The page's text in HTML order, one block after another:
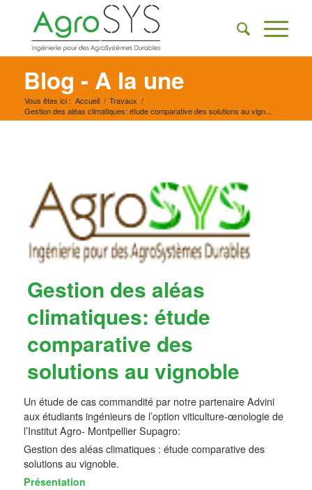
Blog - A la une
Vous êtes ici : Accueil / Travaux /
Gestion des aléas climatiques: étude comparative des solutions au vign...
Gestion des aléas
climatiques: étude
comparative des
solutions au vignoble
Un étude de cas commandité par notre partenaire Advini
aux étudiants ingénieurs de l’option viticulture-œnologie de
l’Institut Agro- Montpellier Supagro:
Gestion des aléas climatiques : étude comparative des
solutions au vignoble.
Présentation